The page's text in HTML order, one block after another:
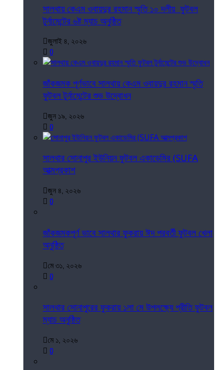
সালথায় কেএম ওবায়দুর রহমান স্মৃতি ১০ দলীয় ফুটবল
টুর্নামেন্টের ৬ষ্ট ম্যাচ অনুষ্ঠিত
জুলাই ৪, ২০২৬
0
জাঁকজমক পূর্ণভাবে সালথায় কেএম ওবায়দুর রহমান স্মৃতি
ফুটবল টুর্নামেন্টের শুভ উদ্বোধন
জুন ১৯, ২০২৬
0
সালথার সোনাপুর ইউনিয়ন ফুটবল একাডেমির (SUFA
আত্মপ্রকাশ
জুন ৪, ২০২৬
0
জাঁকজমকপূর্ণ ভাবে সালথার ফুকরায় ঈদ পরবর্তী ফুটবল খেলা
অনুষ্ঠিত
মে ৩১, ২০২৬
0
সালথার সোনাপুরের ফুকরায় ১লা মে উপলক্ষ্যে প্রীতি ফুটবল
ম্যাচ অনুষ্ঠিত
মে ১, ২০২৬
0